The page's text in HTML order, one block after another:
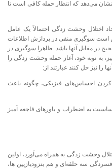
می‌دهد که انتظار حمله کافی است تا
اختلال وحشت زدگی احتمالاً یک عامل
است سوگیری منفی در پردازش اطلاعات
در مقابل آنها باشد. ظاهرا سوگیری در
به نوبه خود، آغاز حمله وحشت زدگی را
را نیز حل کنند عبارتند از:
کردن احساس‌های فیزیکی، چگونه باعث
به اضطراب و باورهای فاجعه آمیز
وحشت زدگی به همراه می‌آورد، اولین
سه حلقه‌ای و هم بنزودیازپین ها،